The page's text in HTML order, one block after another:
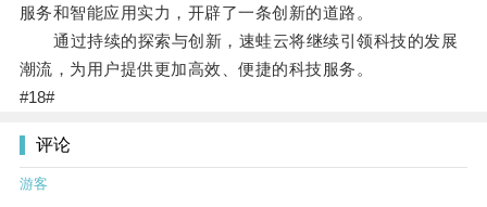
服务和智能应用实力，开辟了一条创新的道路。
通过持续的探索与创新，速蛙云将继续引领科技的发展
潮流，为用户提供更加高效、便捷的科技服务。
#18#
评论
游客